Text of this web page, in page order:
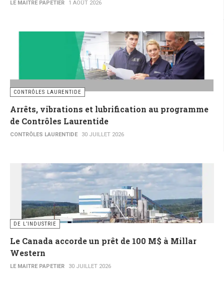
LE MAITRE PAPETIER 1 AOÛT 2026
CONTRÔLES LAURENTIDE
Arrêts, vibrations et lubrification au programme
de Contrôles Laurentide
CONTRÔLES LAURENTIDE 30 JUILLET 2026
DE L’INDUSTRIE
Le Canada accorde un prêt de 100 M$ à Millar
Western
LE MAITRE PAPETIER 30 JUILLET 2026